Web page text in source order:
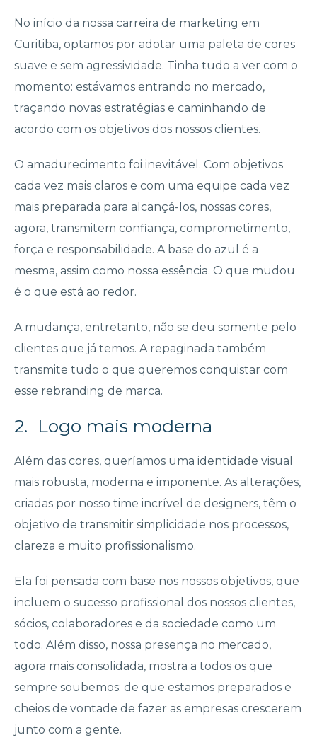
No início da nossa carreira de marketing em
Curitiba, optamos por adotar uma paleta de cores
suave e sem agressividade. Tinha tudo a ver com o
momento: estávamos entrando no mercado,
traçando novas estratégias e caminhando de
acordo com os objetivos dos nossos clientes.
O amadurecimento foi inevitável. Com objetivos
cada vez mais claros e com uma equipe cada vez
mais preparada para alcançá-los, nossas cores,
agora, transmitem confiança, comprometimento,
força e responsabilidade. A base do azul é a
mesma, assim como nossa essência. O que mudou
é o que está ao redor.
A mudança, entretanto, não se deu somente pelo
clientes que já temos. A repaginada também
transmite tudo o que queremos conquistar com
esse rebranding de marca.
2. Logo mais moderna
Além das cores, queríamos uma identidade visual
mais robusta, moderna e imponente. As alterações,
criadas por nosso time incrível de designers, têm o
objetivo de transmitir simplicidade nos processos,
clareza e muito profissionalismo.
Ela foi pensada com base nos nossos objetivos, que
incluem o sucesso profissional dos nossos clientes,
sócios, colaboradores e da sociedade como um
todo. Além disso, nossa presença no mercado,
agora mais consolidada, mostra a todos os que
sempre soubemos: de que estamos preparados e
cheios de vontade de fazer as empresas crescerem
junto com a gente.